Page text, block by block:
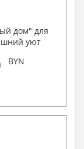
дом" для
уют
BYN